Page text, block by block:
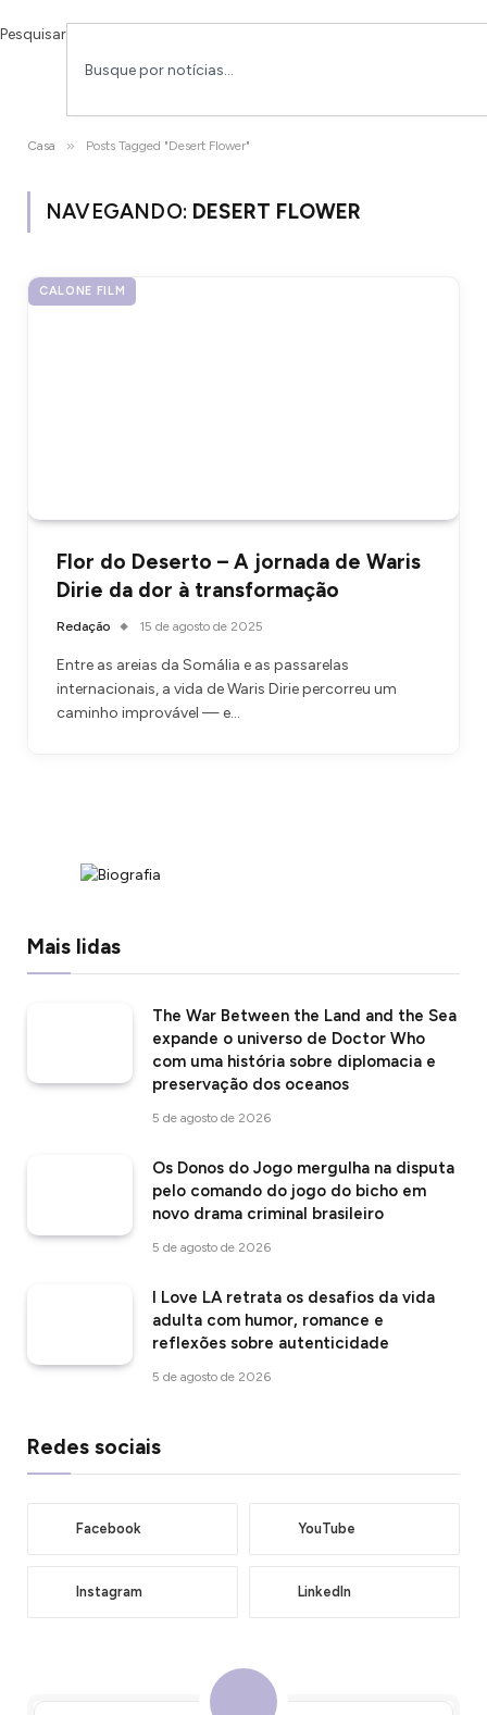
Pesquisar
Casa » Posts Tagged "Desert Flower"
NAVEGANDO: DESERT FLOWER
CALONE FILM
Flor do Deserto – A jornada de Waris
Dirie da dor à transformação
Redação 15 de agosto de 2025
Entre as areias da Somália e as passarelas
internacionais, a vida de Waris Dirie percorreu um
caminho improvável — e…
Mais lidas
The War Between the Land and the Sea
expande o universo de Doctor Who
com uma história sobre diplomacia e
preservação dos oceanos
5 de agosto de 2026
Os Donos do Jogo mergulha na disputa
pelo comando do jogo do bicho em
novo drama criminal brasileiro
5 de agosto de 2026
I Love LA retrata os desafios da vida
adulta com humor, romance e
reflexões sobre autenticidade
5 de agosto de 2026
Redes sociais
Facebook YouTube
Instagram LinkedIn